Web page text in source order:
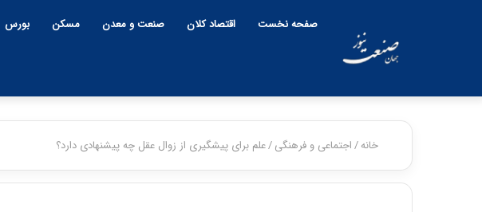
صفحه نخست اقتصاد کلان صنعت و معدن مسکن بورس
خانه/اجتماعی و فرهنگی/علم برای پیشگیری از زوال عقل چه پیشنهادی دارد؟